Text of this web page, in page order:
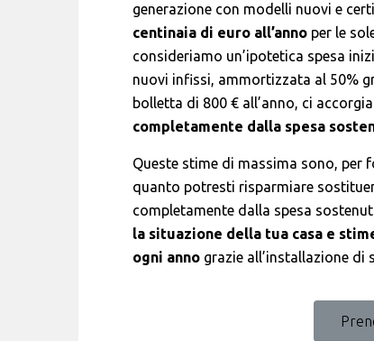
generazione con modelli nuovi e
centinaia di euro all’anno per le
consideriamo un’ipotetica spesa
nuovi infissi, ammortizzata al 50%
bolletta di 800 € all’anno, ci
completamente dalla spesa
Queste stime di massima sono, per
quanto potresti risparmiare
completamente dalla spesa
la situazione della tua casa e
ogni anno grazie all’installazione di